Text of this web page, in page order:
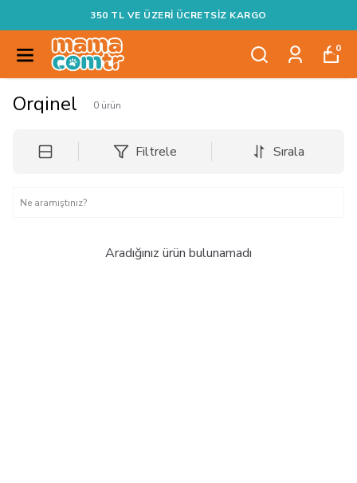
350 TL VE ÜZERI ÜCRETSIZ KARGO
0
Orqinel 0 ürün
Filtrele Sırala
Aradığınız ürün bulunamadı